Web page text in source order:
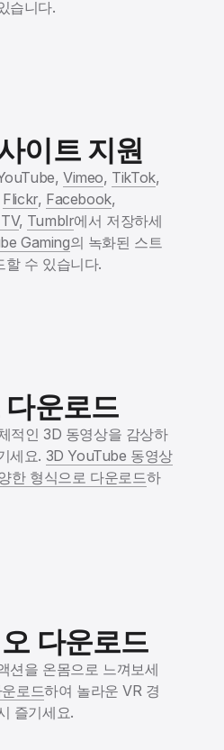
습니다.
이트 지원
Vimeo, TikTok,
Flickr, Facebook,
, Tumblr에서 저장하세
Gaming의 녹화된 스트
할 수 있습니다.
운로드
적인 3D 동영상을 감상하
세요. 3D YouTube 동영상
한 형식으로 다운로드하
다운로드
션을 온몸으로 느껴보세
로드하여 놀라운 VR 경
즐기세요.